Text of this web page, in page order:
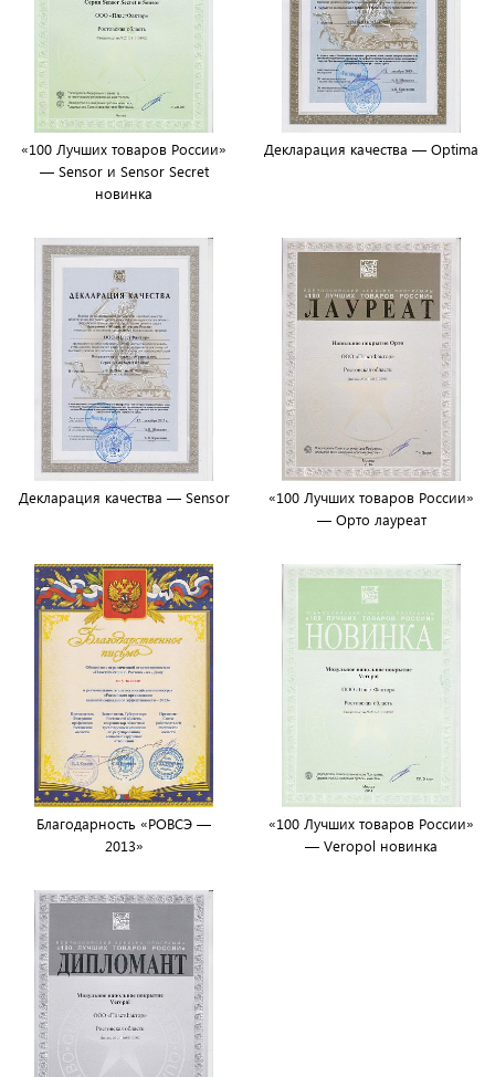
«100 Лучших товаров России»
— Sensor и Sensor Secret
новинка
Декларация качества — Optima
Декларация качества — Sensor
«100 Лучших товаров России»
— Орто лауреат
Благодарность «РОВСЭ —
2013»
«100 Лучших товаров России»
— Veropol новинка